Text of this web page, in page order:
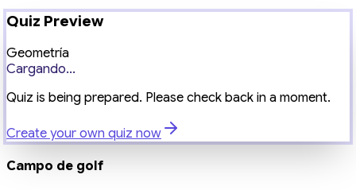
Quiz Preview
Geometría
Cargando...
Quiz is being prepared. Please check back in a moment.
Create your own quiz now
Campo de golf